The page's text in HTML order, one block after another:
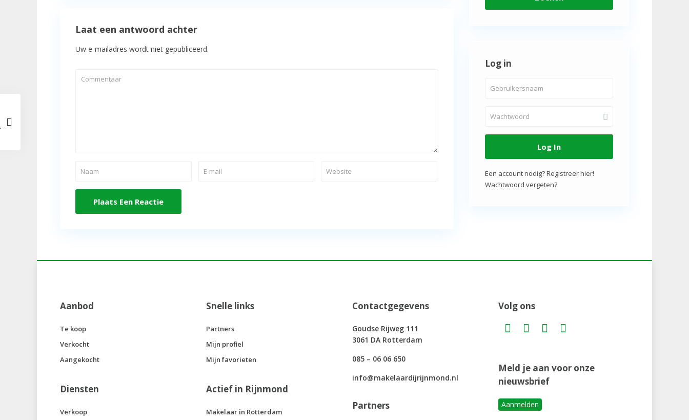
Laat een antwoord achter
Uw e-mailadres wordt niet gepubliceerd.
Log in
Log In
Een account nodig? Registreer hier!
Wachtwoord vergeten?
Aanbod
Te koop
Verkocht
Aangekocht
Diensten
Verkoop
Snelle links
Partners
Mijn profiel
Mijn favorieten
Actief in Rijnmond
Makelaar in Rotterdam
Contactgegevens
Goudse Rijweg 111
3061 DA Rotterdam
085 – 06 06 650
info@makelaardijrijnmond.nl
Partners
Volg ons
Meld je aan voor onze
nieuwsbrief
Aanmelden